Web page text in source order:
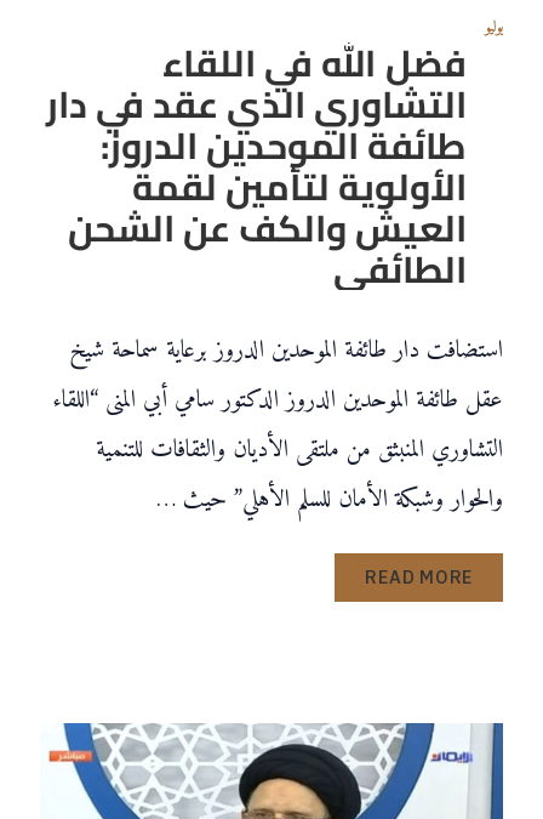
يوليو
فضل الله في اللقاء
التشاوري الذي عقد في دار
طائفة الموحدين الدروز:
الأولوية لتأمين لقمة
العيش والكف عن الشحن
الطائفي
استضافت دار طائفة الموحدين الدروز برعاية سماحة شيخ
عقل طائفة الموحدين الدروز الدكتور سامي أبي المنى “اللقاء
التشاوري المنبثق من ملتقى الأديان والثقافات للتنمية
والحوار وشبكة الأمان للسلم الأهلي” حيث …
READ MORE